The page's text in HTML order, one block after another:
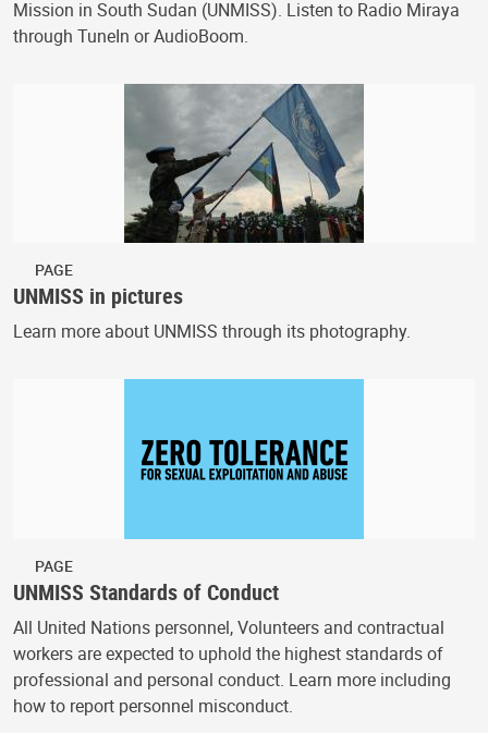
Mission in South Sudan (UNMISS). Listen to Radio Miraya
through TuneIn or AudioBoom.
PAGE
UNMISS in pictures
Learn more about UNMISS through its photography.
PAGE
UNMISS Standards of Conduct
All United Nations personnel, Volunteers and contractual
workers are expected to uphold the highest standards of
professional and personal conduct. Learn more including
how to report personnel misconduct.